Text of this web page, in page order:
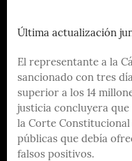
Última actualización
El representante a la
sancionado con tres
superior a los 14
justicia concluyera
la Corte
públicas que debía
falsos positivos.